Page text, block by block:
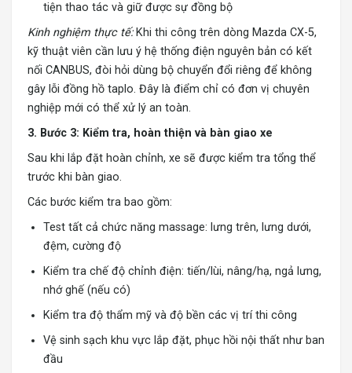
tiện thao tác và giữ được sự đồng bộ
Kinh nghiệm thực tế:Khi thi công trên dòng Mazda CX-5,
kỹ thuật viên cần lưu ý hệ thống điện nguyên bản có kết
nối CANBUS, đòi hỏi dùng bộ chuyển đổi riêng để không
gây lỗi đồng hồ taplo. Đây là điểm chỉ có đơn vị chuyên
nghiệp mới có thể xử lý an toàn.
3. Bước 3: Kiểm tra, hoàn thiện và bàn giao xe
Sau khi lắp đặt hoàn chỉnh, xe sẽ được kiểm tra tổng thể
trước khi bàn giao.
Các bước kiểm tra bao gồm:
Test tất cả chức năng massage: lưng trên, lưng dưới,
đệm, cường độ
Kiểm tra chế độ chỉnh điện: tiến/lùi, nâng/hạ, ngả lưng,
nhớ ghế (nếu có)
Kiểm tra độ thẩm mỹ và độ bền các vị trí thi công
Vệ sinh sạch khu vực lắp đặt, phục hồi nội thất như ban
đầu